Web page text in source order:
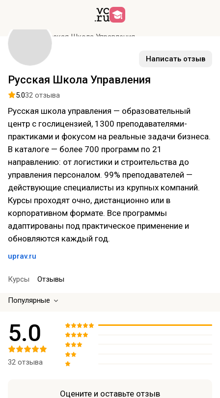
Курсы Русская Школа Управления
Написать отзыв
Русская Школа Управления
5.032 отзыва
Русская школа управления — образовательный
центр с гослицензией, 1300 преподавателями-
практиками и фокусом на реальные задачи бизнеса.
В каталоге — более 700 программ по 21
направлению: от логистики и строительства до
управления персоналом. 99% преподавателей —
действующие специалисты из крупных компаний.
Курсы проходят очно, дистанционно или в
корпоративном формате. Все программы
адаптированы под практическое применение и
обновляются каждый год.
uprav.ru
Курсы Отзывы
Популярные
5.0
32 отзыва
Оцените и оставьте отзыв